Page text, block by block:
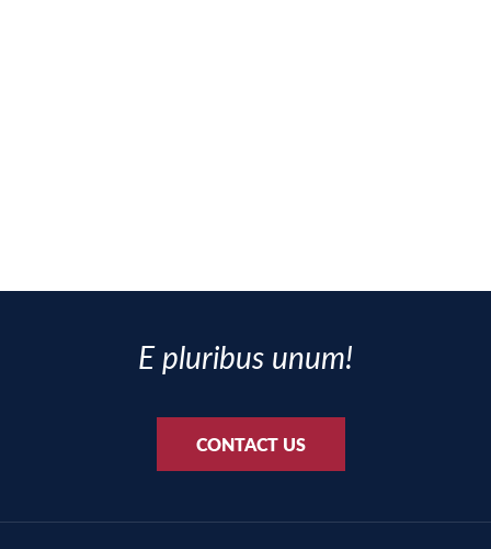
E pluribus unum!
CONTACT US